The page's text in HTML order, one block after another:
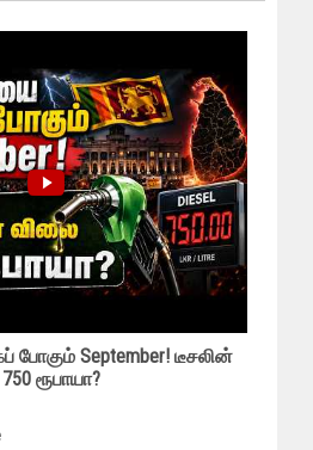
September! டீசலின்
ரூபாயா?